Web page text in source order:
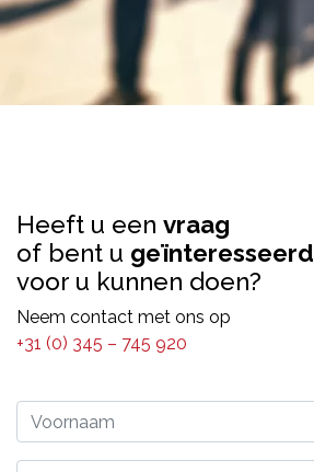
Heeft u een vraag
of bent u geïnteresseerd
voor u kunnen doen?
Neem contact met ons op
+31 (0) 345 – 745 920